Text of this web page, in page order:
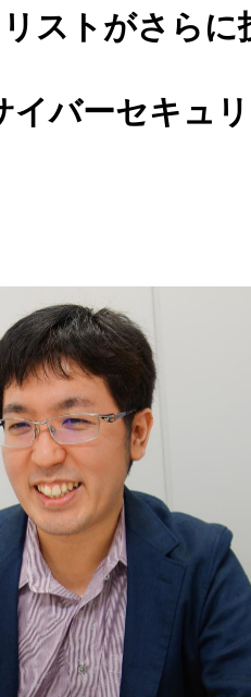
ストがさらに
バーセキュ